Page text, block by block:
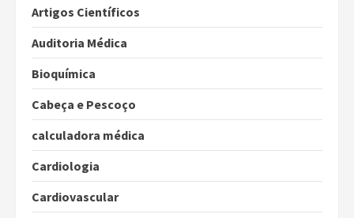
Artigos Científicos
Auditoria Médica
Bioquímica
Cabeça e Pescoço
calculadora médica
Cardiologia
Cardiovascular